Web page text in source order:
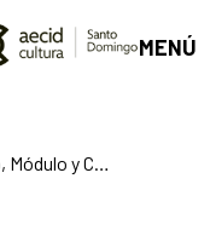
MENÚ
La Construcción de la letra: Trazo, Módulo y Composición